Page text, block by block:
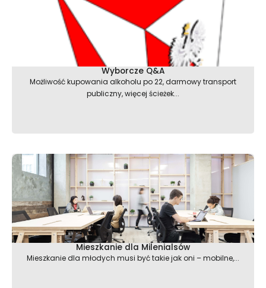
Wyborcze Q&A
Możliwość kupowania alkoholu po 22, darmowy transport
publiczny, więcej ścieżek...
Mieszkanie dla Milenialsów
Mieszkanie dla młodych musi być takie jak oni – mobilne,...